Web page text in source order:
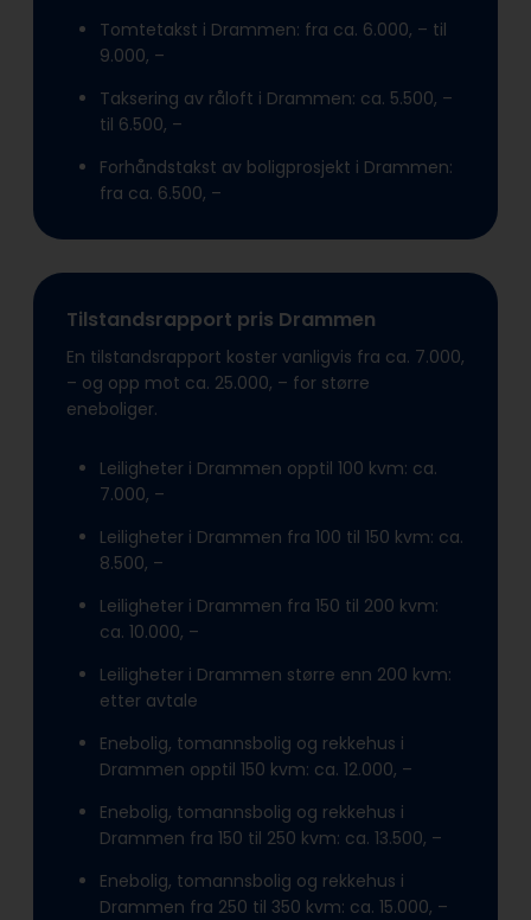
Tomtetakst i Drammen: fra ca. 6.000, – til
9.000, –
Taksering av råloft i Drammen: ca. 5.500, –
til 6.500, –
Forhåndstakst av boligprosjekt i Drammen:
fra ca. 6.500, –
Tilstandsrapport pris Drammen
En tilstandsrapport koster vanligvis fra ca. 7.000,
– og opp mot ca. 25.000, – for større
eneboliger.
Leiligheter i Drammen opptil 100 kvm: ca.
7.000, –
Leiligheter i Drammen fra 100 til 150 kvm: ca.
8.500, –
Leiligheter i Drammen fra 150 til 200 kvm:
ca. 10.000, –
Leiligheter i Drammen større enn 200 kvm:
etter avtale
Enebolig, tomannsbolig og rekkehus i
Drammen opptil 150 kvm: ca. 12.000, –
Enebolig, tomannsbolig og rekkehus i
Drammen fra 150 til 250 kvm: ca. 13.500, –
Enebolig, tomannsbolig og rekkehus i
Drammen fra 250 til 350 kvm: ca. 15.000, –